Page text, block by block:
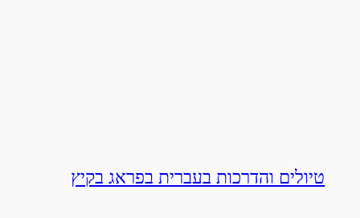
טיולים והדרכות בעברית בפראג בקיץ